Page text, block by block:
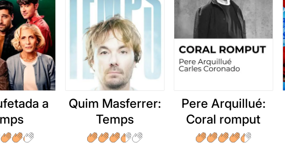
a
Quim Masferrer:
Temps
Pere Arquillué:
Coral romput